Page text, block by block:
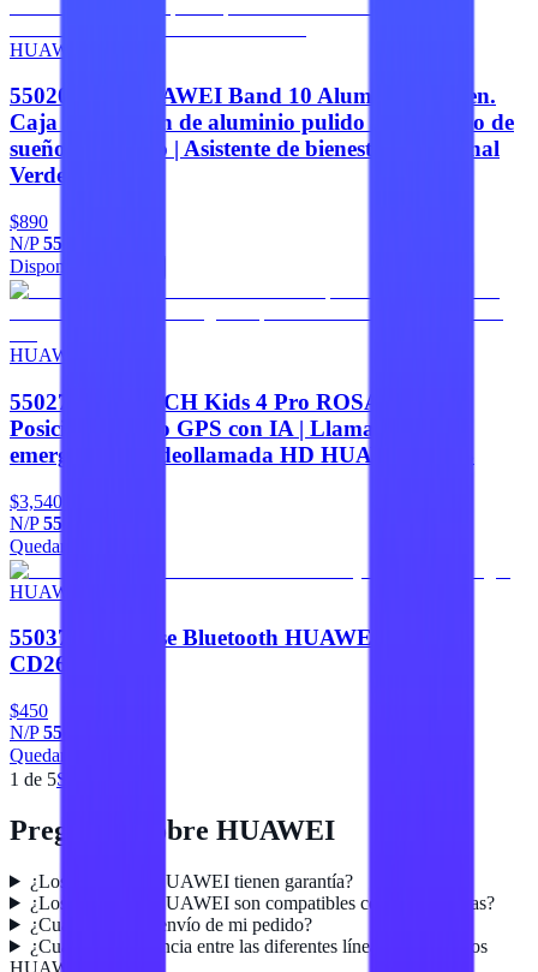
HUAWEI
55020EKU HUAWEI Band 10 Aluminum Green.
Caja de aleación de aluminio pulido | Monitoreo de
sueño avanzado | Asistente de bienestar emocional
Verde
$890
N/P55020EKU
Disponible
HUAWEI
55027618 WATCH Kids 4 Pro ROSA |
Posicionamiento GPS con IA | Llamada de
emergencia | Videollamada HD HUAWEI 1 GB
$3,540
N/P55027618
Quedan 4
HUAWEI
55037372 Mouse Bluetooth HUAWEI Wayne-
CD26SE Negro
$450
N/P55037372
Quedan 4
1 de 5Siguiente
Preguntas sobre HUAWEI
¿Los productos HUAWEI tienen garantía?
¿Los productos HUAWEI son compatibles con otras marcas?
¿Cuánto tarda el envío de mi pedido?
¿Cuál es la diferencia entre las diferentes líneas de productos
HUAWEI?